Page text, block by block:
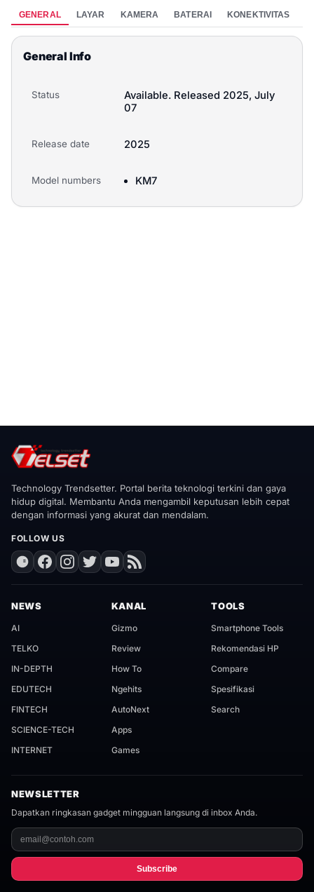
GENERAL LAYAR KAMERA BATERAI KONEKTIVITAS
General Info
Status
Available. Released 2025, July
07
Release date 2025
Model numbers KM7
Technology Trendsetter. Portal berita teknologi terkini dan gaya
hidup digital. Membantu Anda mengambil keputusan lebih cepat
dengan informasi yang akurat dan mendalam.
FOLLOW US
NEWS
AI
TELKO
IN-DEPTH
EDUTECH
FINTECH
SCIENCE-TECH
INTERNET
KANAL
Gizmo
Review
How To
Ngehits
AutoNext
Apps
Games
TOOLS
Smartphone Tools
Rekomendasi HP
Compare
Spesifikasi
Search
NEWSLETTER
Dapatkan ringkasan gadget mingguan langsung di inbox Anda.
Subscribe